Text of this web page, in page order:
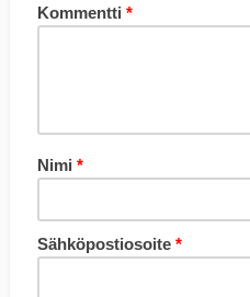
Kommentti *
Nimi *
Sähköpostiosoite *